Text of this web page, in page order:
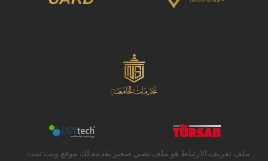
ملف تعريف الارتباط هو ملف نصي صغير يقدمه لك موقع ويب تمت